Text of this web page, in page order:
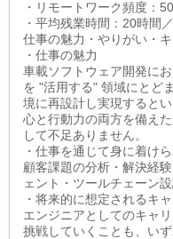
・リモートワーク頻度：
・平均残業時間：20時間
仕事の魅力・やりがい・
・仕事の魅力
車載ソフトウェア開発に
を "活用する" 領域にとど
境に再設計し実現すると
心と行動力の両方を備え
して不足ありません。
・仕事を通じて身に着け
顧客課題の分析・解決経
ェント・ツールチェーン
・将来的に想定されるキ
エンジニアとしてのキャ
挑戦していくことも、い